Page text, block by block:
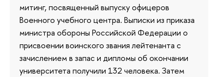
митинг, посвященный выпуску офицеров
Военного учебного центра. Выписки из приказа
министра обороны Российской Федерации о
присвоении воинского звания лейтенанта с
зачислением в запас и дипломы об окончании
университета получили 132 человека. Затем